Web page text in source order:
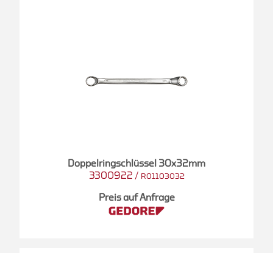
Doppelringschlüssel 30x32mm
3300922 / R01103032
Preis auf Anfrage